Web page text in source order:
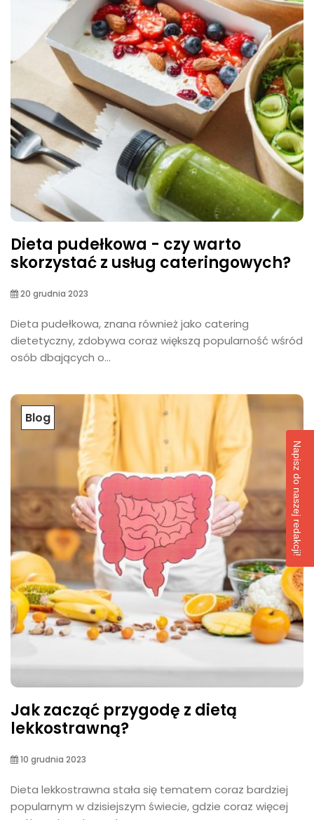
Dieta pudełkowa - czy warto
skorzystać z usług cateringowych?
20 grudnia 2023
Dieta pudełkowa, znana również jako catering
dietetyczny, zdobywa coraz większą popularność wśród
osób dbających o...
Blog
Jak zacząć przygodę z dietą
lekkostrawną?
10 grudnia 2023
Dieta lekkostrawna stała się tematem coraz bardziej
popularnym w dzisiejszym świecie, gdzie coraz więcej
Napisz do naszej redakcji!